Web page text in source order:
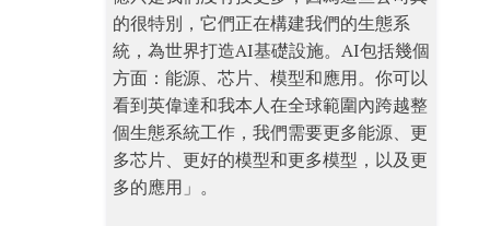
的很特別，它們正在構建我們的生態系
統，為世界打造AI基礎設施。AI包括幾個
方面：能源、芯片、模型和應用。你可以
看到英偉達和我本人在全球範圍內跨越整
個生態系統工作，我們需要更多能源、更
多芯片、更好的模型和更多模型，以及更
多的應用」。